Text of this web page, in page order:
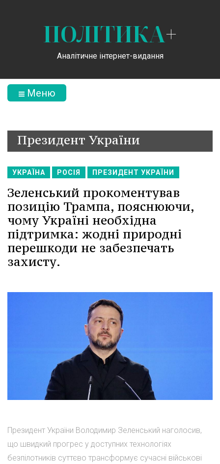
ПОЛІТИКА+
Аналітичне інтернет-видання
Меню
Президент України
УКРАЇНА РОСІЯ ПРЕЗИДЕНТ УКРАЇНИ
Зеленський прокоментував
позицію Трампа, пояснюючи,
чому Україні необхідна
підтримка: жодні природні
перешкоди не забезпечать
захисту.
Президент України Володимир Зеленський наголосив,
що швидкий прогрес у доступних технологіях
безпілотників суттєво трансформує сучасні військові